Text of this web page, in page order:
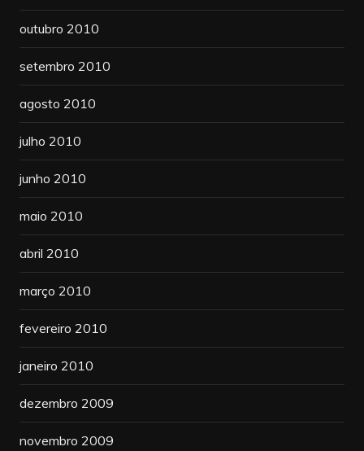
outubro 2010
setembro 2010
agosto 2010
julho 2010
junho 2010
maio 2010
abril 2010
março 2010
fevereiro 2010
janeiro 2010
dezembro 2009
novembro 2009